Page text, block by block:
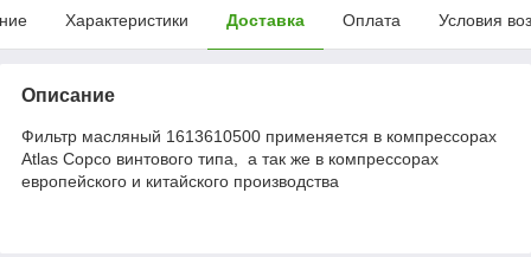
Характеристики Доставка Оплата Условия
Описание
Фильтр масляный 1613610500 применяется в компрессорах
Atlas Copco винтового типа, а так же в компрессорах
европейского и китайского производства